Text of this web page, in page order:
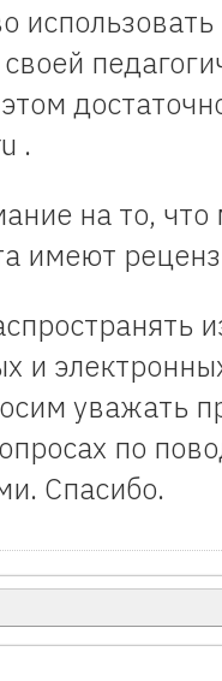
.
на то, что
имеют
и
уважать
по
Спасибо.